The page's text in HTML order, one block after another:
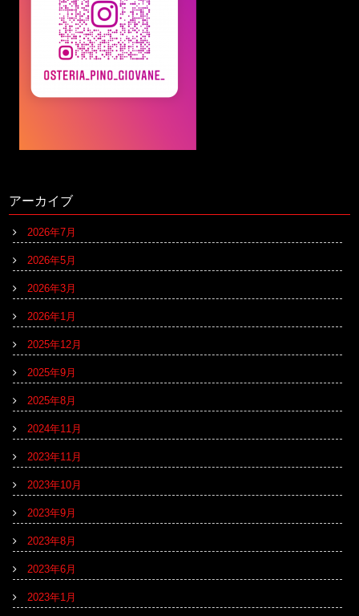
アーカイブ
2026年7月
2026年5月
2026年3月
2026年1月
2025年12月
2025年9月
2025年8月
2024年11月
2023年11月
2023年10月
2023年9月
2023年8月
2023年6月
2023年1月